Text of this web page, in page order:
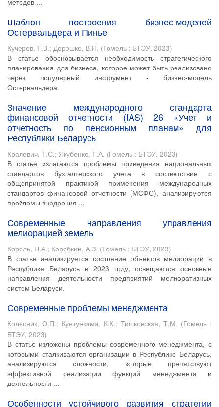
методов ...
Шаблон построения бизнес-моделей
Остервальдера и Пинье
Кучеров, Г.В.; Дорошко, В.Н. (Гомель : БТЭУ, 2023)
В статье обосновывается необходимость стратегического
планирования для бизнеса, которое может быть реализовано
через популярный инструмент - бизнес-модель
Остервальдера.
Значение международного стандарта
финансовой отчетности (IAS) 26 «Учет и
отчетность по пенсионным планам» для
Республики Беларусь
Кралевич, Т.С.; Якубенко, Г.А. (Гомель : БТЭУ, 2023)
В статье излагаются проблемы приведения национальных
стандартов бухгалтерского учета в соответствие с
общепринятой практикой применения международных
стандартов финансовой отчетности (МСФО), анализируются
проблемы внедрения ...
Современные направления управления
мелиорацией земель
Король, Н.А.; Коробкин, А.З. (Гомель : БТЭУ, 2023)
В статье анализируется состояние объектов мелиорации в
Республике Беларусь в 2023 году, освещаются основные
направления деятельности предприятий мелиоративных
систем Беларуси.
Современные проблемы менеджмента
Колесник, О.П.; Куетуекама, К.К.; Тишковская, Т.М. (Гомель :
БТЭУ, 2023)
В статье изложены проблемы современного менеджмента, с
которыми сталкиваются организации в Республике Беларусь,
анализируются сложности, которые препятствуют
эффективной реализации функций менеджмента и
деятельности ...
Особенности устойчивого развития стратегии